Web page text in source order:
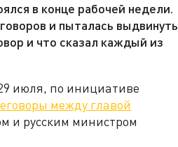
в конце рабочей недели.
и пыталась выдвинуть
и что сказал каждый из
июля, по инициативе
между главой
и русским министром